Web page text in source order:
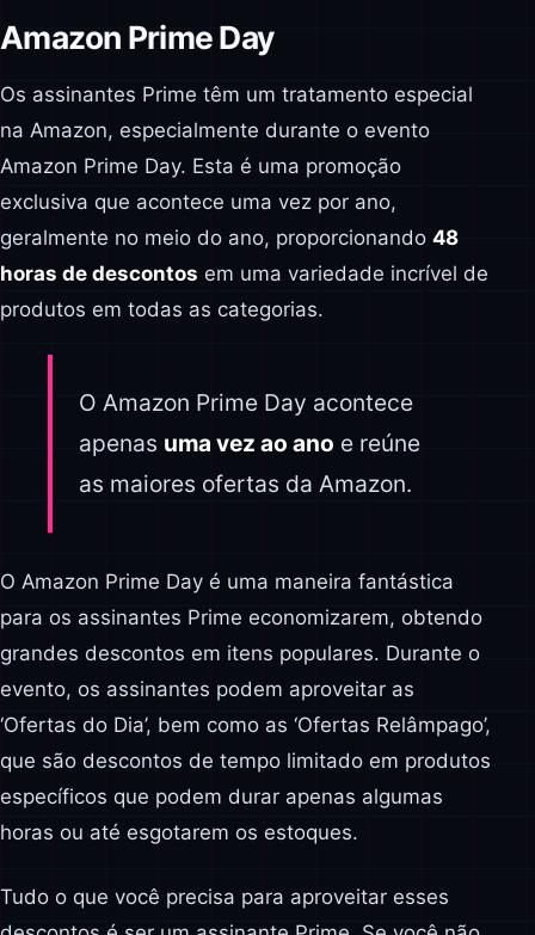
Amazon Prime Day
Os assinantes Prime têm um tratamento especial
na Amazon, especialmente durante o evento
Amazon Prime Day. Esta é uma promoção
exclusiva que acontece uma vez por ano,
geralmente no meio do ano, proporcionando 48
horas de descontos em uma variedade incrível de
produtos em todas as categorias.
O Amazon Prime Day acontece
apenas uma vez ao ano e reúne
as maiores ofertas da Amazon.
O Amazon Prime Day é uma maneira fantástica
para os assinantes Prime economizarem, obtendo
grandes descontos em itens populares. Durante o
evento, os assinantes podem aproveitar as
‘Ofertas do Dia’, bem como as ‘Ofertas Relâmpago’,
que são descontos de tempo limitado em produtos
específicos que podem durar apenas algumas
horas ou até esgotarem os estoques.
Tudo o que você precisa para aproveitar esses